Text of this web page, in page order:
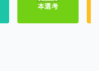
本選考